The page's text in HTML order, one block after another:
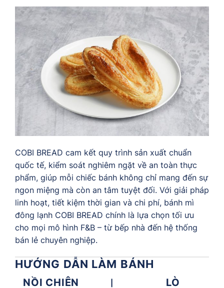
COBI BREAD cam kết quy trình sản xuất chuẩn
quốc tế, kiểm soát nghiêm ngặt về an toàn thực
phẩm, giúp mỗi chiếc bánh không chỉ mang đến sự
ngon miệng mà còn an tâm tuyệt đối. Với giải pháp
linh hoạt, tiết kiệm thời gian và chi phí, bánh mì
đông lạnh COBI BREAD chính là lựa chọn tối ưu
cho mọi mô hình F&B – từ bếp nhà đến hệ thống
bán lẻ chuyên nghiệp.
HƯỚNG DẪN LÀM BÁNH
NỒI CHIÊN LÒ